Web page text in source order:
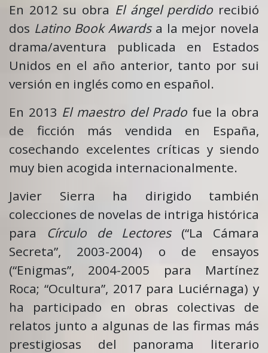
En 2012 su obra El ángel perdido recibió
dos Latino Book Awardsa la mejor novela
drama/aventura publicada en Estados
Unidos en el año anterior, tanto por sui
versión en inglés como en español.
En 2013 El maestro del Prado fue la obra
de ficción más vendida en España,
cosechando excelentes críticas y siendo
muy bien acogida internacionalmente.
Javier Sierra ha dirigido también
colecciones de novelas de intriga histórica
para Círculo de Lectores(“La Cámara
Secreta”, 2003-2004) o de ensayos
(“Enigmas”, 2004-2005 para Martínez
Roca; “Ocultura”, 2017 para Luciérnaga) y
ha participado en obras colectivas de
relatos junto a algunas de las firmas más
prestigiosas del panorama literario